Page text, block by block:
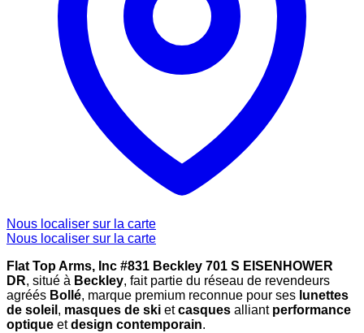
Nous localiser sur la carte
Nous localiser sur la carte
Flat Top Arms, Inc #831 Beckley 701 S EISENHOWER
DR, situé à Beckley, fait partie du réseau de revendeurs
agréés Bollé, marque premium reconnue pour ses lunettes
de soleil , masques de ski etcasques alliant performance
optique etdesign contemporain.